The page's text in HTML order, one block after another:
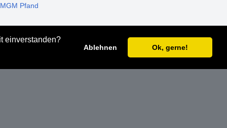
einverstanden?
Ablehnen Ok, gerne!
MGM Pfand